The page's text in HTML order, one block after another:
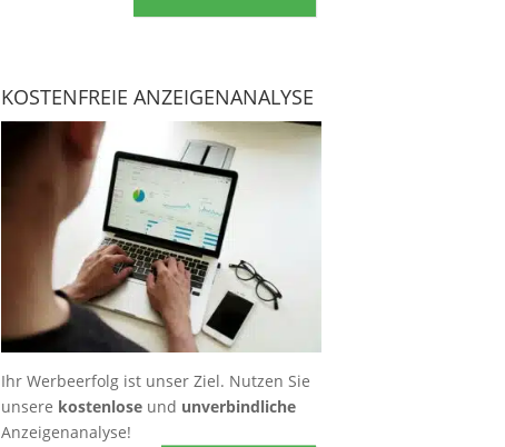
KOSTENFREIE ANZEIGENANALYSE
Ihr Werbeerfolg ist unser Ziel. Nutzen Sie
unsere kostenloseund unverbindliche
Anzeigenanalyse!